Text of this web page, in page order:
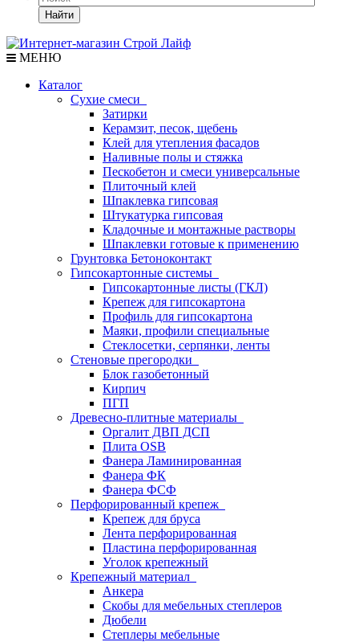
Найти
МЕНЮ
Каталог
Сухие смеси
Затирки
Керамзит, песок, щебень
Клей для утепления фасадов
Наливные полы и стяжка
Пескобетон и смеси универсальные
Плиточный клей
Шпаклевка гипсовая
Штукатурка гипсовая
Кладочные и монтажные растворы
Шпаклевки готовые к применению
Грунтовка Бетоноконтакт
Гипсокартонные системы
Гипсокартонные листы (ГКЛ)
Крепеж для гипсокартона
Профиль для гипсокартона
Маяки, профили специальные
Стеклосетки, серпянки, ленты
Стеновые прегородки
Блок газобетонный
Кирпич
ПГП
Древесно-плитные материалы
Оргалит ДВП ДСП
Плита OSB
Фанера Ламинированная
Фанера ФК
Фанера ФСФ
Перфорированный крепеж
Крепеж для бруса
Лента перфорированная
Пластина перфорированная
Уголок крепежный
Крепежный материал
Анкера
Скобы для мебельных степлеров
Дюбели
Степлеры мебельные